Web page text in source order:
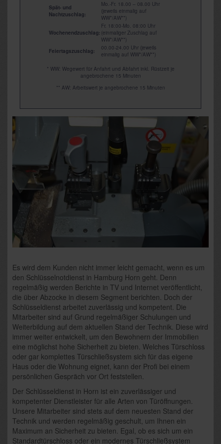
Spät- und
Nachtzuschlag:
Mo.-Fr. 18.00 – 08.00 Uhr
(jeweils einmalig auf
WW*/AW**)
Wochenendzuschlag:
Fr. 18:00-Mo. 08:00 Uhr
(einmaliger Zuschlag auf
WW*/AW**)
Feiertagszuschlag:
00.00-24.00 Uhr (jeweils
einmalig auf WW*/AW**)
* WW: Wegewert für Anfahrt und Abfahrt inkl. Rüstzeit je
angebrochene 15 Minuten
** AW: Arbeitswert je angebrochene 15 Minuten
Es wird dem Kunden nicht immer leicht gemacht, wenn es um
den Schlüsselnotdienst in Hamburg Horn geht. Denn
regelmäßig werden Berichte in TV und Internet veröffentlicht,
die über Abzocke in diesem Segment berichten. Doch der
Schlüsseldienst arbeitet zuverlässig und kompetent. Die
Mitarbeiter sind auf Grund regelmäßiger Schulungen und
Weiterbildung auf dem aktuellen Stand der Technik. Diese wird
immer weiter entwickelt, um den Bewohnern der Immobilien
eine möglichst hohe Sicherheit zu bieten. Welches Türschloss
oder gar komplettes Türschließsystem sich für das eigene
Haus oder die Wohnung eignet, kann der Profi bei einem
persönlichen Gespräch vor Ort feststellen.
Der Schlüsseldienst in Horn ist ein zuverlässiger und
kompetenter Dienstleister für alle Arten von Türöffnungen.
Unsere Mitarbeiter sind stets auf dem neuesten Stand der
Technik und werden regelmäßig geschult, um Ihnen ein
Maximum an Sicherheit zu bieten. Egal, ob es sich um ein
Standardtürschloss oder ein modernes Türschließsystem